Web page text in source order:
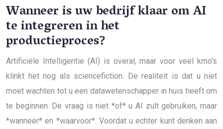
Wanneer is uw bedrijf klaar om AI
te integreren in het
productieproces?
Artificiële Intelligentie (AI) is overal, maar voor veel kmo’s
klinkt het nog als sciencefiction. De realiteit is dat u niet
moet wachten tot u een datawetenschapper in huis heeft om
te beginnen. De vraag is niet *of* u AI zult gebruiken, maar
*wanneer* en *waarvoor*. Voordat u echter kunt denken aan